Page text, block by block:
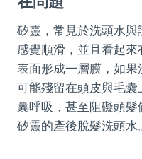
矽靈，常見於洗頭水
感覺順滑，並且看起
表面形成一層膜，如
可能殘留在頭皮與毛
囊呼吸，甚至阻礙頭
矽靈的產後脫髮洗頭水。